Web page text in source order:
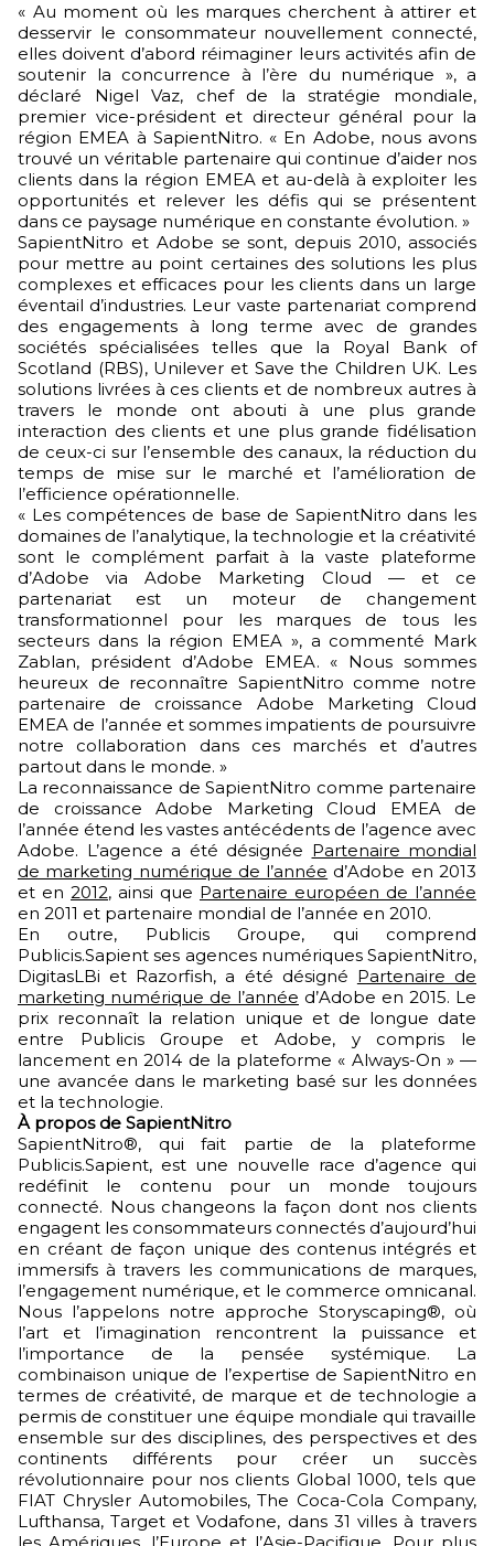
« Au moment où les marques cherchent à attirer et
desservir le consommateur nouvellement connecté,
elles doivent d’abord réimaginer leurs activités afin de
soutenir la concurrence à l’ère du numérique », a
déclaré Nigel Vaz, chef de la stratégie mondiale,
premier vice-président et directeur général pour la
région EMEA à SapientNitro. « En Adobe, nous avons
trouvé un véritable partenaire qui continue d’aider nos
clients dans la région EMEA et au-delà à exploiter les
opportunités et relever les défis qui se présentent
dans ce paysage numérique en constante évolution. »
SapientNitro et Adobe se sont, depuis 2010, associés
pour mettre au point certaines des solutions les plus
complexes et efficaces pour les clients dans un large
éventail d’industries. Leur vaste partenariat comprend
des engagements à long terme avec de grandes
sociétés spécialisées telles que la Royal Bank of
Scotland (RBS), Unilever et Save the Children UK. Les
solutions livrées à ces clients et de nombreux autres à
travers le monde ont abouti à une plus grande
interaction des clients et une plus grande fidélisation
de ceux-ci sur l’ensemble des canaux, la réduction du
temps de mise sur le marché et l’amélioration de
l’efficience opérationnelle.
« Les compétences de base de SapientNitro dans les
domaines de l’analytique, la technologie et la créativité
sont le complément parfait à la vaste plateforme
d’Adobe via Adobe Marketing Cloud — et ce
partenariat est un moteur de changement
transformationnel pour les marques de tous les
secteurs dans la région EMEA », a commenté Mark
Zablan, président d’Adobe EMEA. « Nous sommes
heureux de reconnaître SapientNitro comme notre
partenaire de croissance Adobe Marketing Cloud
EMEA de l’année et sommes impatients de poursuivre
notre collaboration dans ces marchés et d’autres
partout dans le monde. »
La reconnaissance de SapientNitro comme partenaire
de croissance Adobe Marketing Cloud EMEA de
l’année étend les vastes antécédents de l’agence avec
Adobe. L’agence a été désignée Partenaire mondial
de marketing numérique de l’année d’Adobe en 2013
et en 2012, ainsi que Partenaire européen de l’année
en 2011 et partenaire mondial de l’année en 2010.
En outre, Publicis Groupe, qui comprend
Publicis.Sapient ses agences numériques SapientNitro,
DigitasLBi et Razorfish, a été désigné Partenaire de
marketing numérique de l’année d’Adobe en 2015. Le
prix reconnaît la relation unique et de longue date
entre Publicis Groupe et Adobe, y compris le
lancement en 2014 de la plateforme « Always-On » —
une avancée dans le marketing basé sur les données
et la technologie.
À propos de SapientNitro
SapientNitro®, qui fait partie de la plateforme
Publicis.Sapient, est une nouvelle race d’agence qui
redéfinit le contenu pour un monde toujours
connecté. Nous changeons la façon dont nos clients
engagent les consommateurs connectés d’aujourd’hui
en créant de façon unique des contenus intégrés et
immersifs à travers les communications de marques,
l’engagement numérique, et le commerce omnicanal.
Nous l’appelons notre approche Storyscaping®, où
l’art et l’imagination rencontrent la puissance et
l’importance de la pensée systémique. La
combinaison unique de l’expertise de SapientNitro en
termes de créativité, de marque et de technologie a
permis de constituer une équipe mondiale qui travaille
ensemble sur des disciplines, des perspectives et des
continents différents pour créer un succès
révolutionnaire pour nos clients Global 1000, tels que
FIAT Chrysler Automobiles, The Coca-Cola Company,
Lufthansa, Target et Vodafone, dans 31 villes à travers